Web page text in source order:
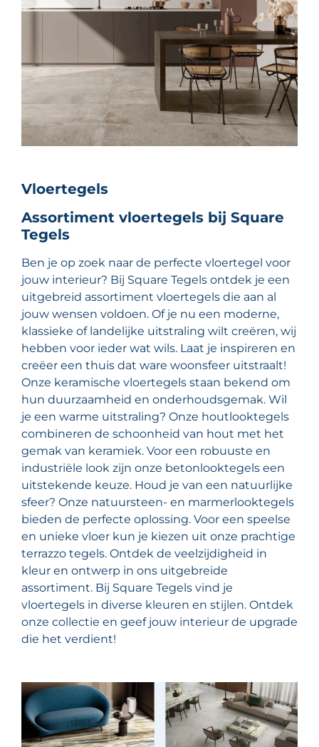
Vloertegels
Assortiment vloertegels bij Square
Tegels
Ben je op zoek naar de perfecte vloertegel voor
jouw interieur? Bij Square Tegels ontdek je een
uitgebreid assortiment vloertegels die aan al
jouw wensen voldoen. Of je nu een moderne,
klassieke of landelijke uitstraling wilt creëren, wij
hebben voor ieder wat wils. Laat je inspireren en
creëer een thuis dat ware woonsfeer uitstraalt!
Onze keramische vloertegels staan bekend om
hun duurzaamheid en onderhoudsgemak. Wil
je een warme uitstraling? Onze houtlooktegels
combineren de schoonheid van hout met het
gemak van keramiek. Voor een robuuste en
industriële look zijn onze betonlooktegels een
uitstekende keuze. Houd je van een natuurlijke
sfeer? Onze natuursteen- en marmerlooktegels
bieden de perfecte oplossing. Voor een speelse
en unieke vloer kun je kiezen uit onze prachtige
terrazzo tegels. Ontdek de veelzijdigheid in
kleur en ontwerp in ons uitgebreide
assortiment. Bij Square Tegels vind je
vloertegels in diverse kleuren en stijlen. Ontdek
onze collectie en geef jouw interieur de upgrade
die het verdient!